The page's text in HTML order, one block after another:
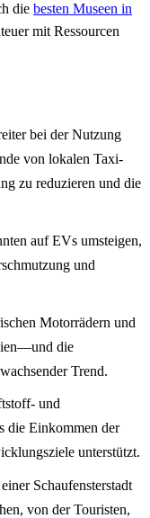
die besten Museen in
mit Ressourcen
bei der Nutzung
von lokalen Taxi-
zu reduzieren und die
auf EVs umsteigen,
und
Motorrädern und
die
Trend.
und
die Einkommen der
unterstützt.
Schaufensterstadt
von der Touristen,